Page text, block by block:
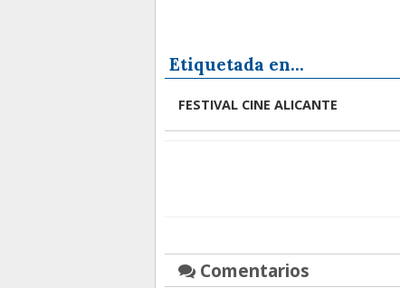
Etiquetada en...
FESTIVAL CINE ALICANTE
Comentarios